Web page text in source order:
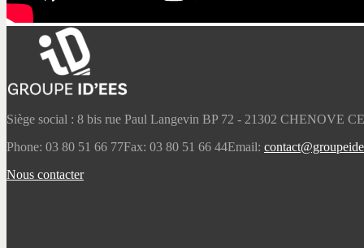
Siège social : 8 bis rue Paul Langevin BP 72 - 21302 CHENOVE
Phone: 03 80 51 66 77Fax: 03 80 51 66 44Email:
Nous contacter